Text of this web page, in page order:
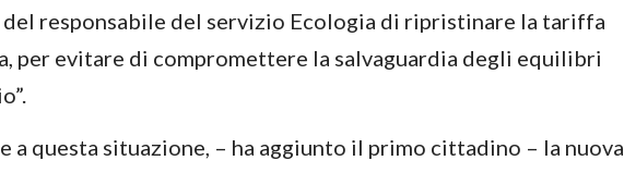
responsabile del servizio Ecologia di ripristinare la tariffa
per evitare di compromettere la salvaguardia degli equilibri
a questa situazione, – ha aggiunto il primo cittadino – la nuova